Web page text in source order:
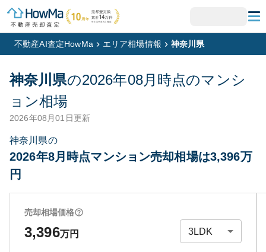
不動産AI査定HowMa エリア相場情報 神奈川県
神奈川県の2026年08月 時点のマンシ
ョン相場
2026年08月01日更新
神奈川県の
2026年8月時点マンション売却相場は3,396万
円
売却相場価格
3,396万円